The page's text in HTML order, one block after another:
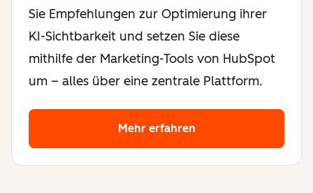
Sie Empfehlungen zur Optimierung ihrer
KI-Sichtbarkeit und setzen Sie diese
mithilfe der Marketing-Tools von HubSpot
um – alles über eine zentrale Plattform.
Mehr erfahren